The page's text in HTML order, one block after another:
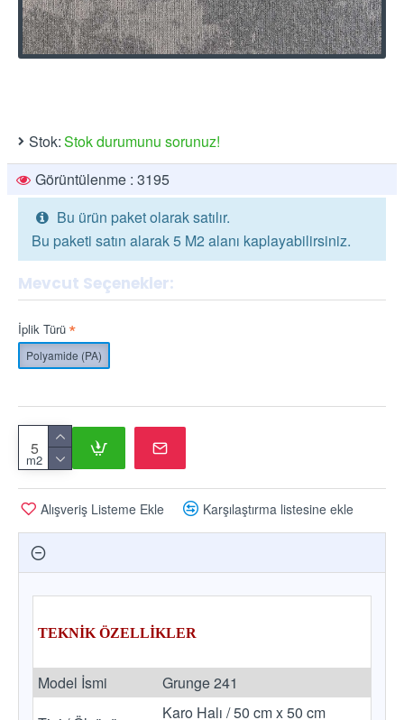
Stok:Stok durumunu sorunuz!
Görüntülenme : 3195
Mevcut Seçenekler:
İplik Türü
Polyamide (PA)
m2
Alışveriş Listeme Ekle Karşılaştırma listesine ekle
Bu ürün paket olarak satılır.
Bu paketi satın alarak 5 M2 alanı kaplayabilirsiniz.
TEKNİK ÖZELLİKLER
Model İsmi
Grunge 241
Karo Halı / 50 cm x 50 cm